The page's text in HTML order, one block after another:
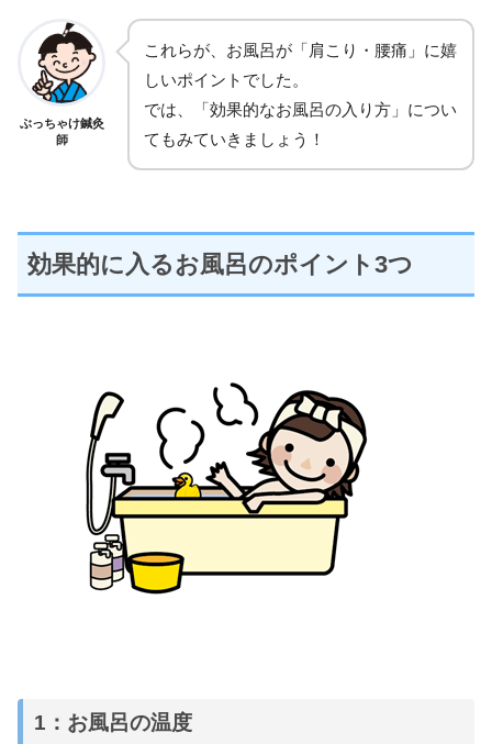
ぶっちゃけ鍼灸
師
これらが、お風呂が「肩こり・腰痛」に嬉
しいポイントでした。
では、「効果的なお風呂の入り方」につい
てもみていきましょう！
効果的に入るお風呂のポイント3つ
1：お風呂の温度